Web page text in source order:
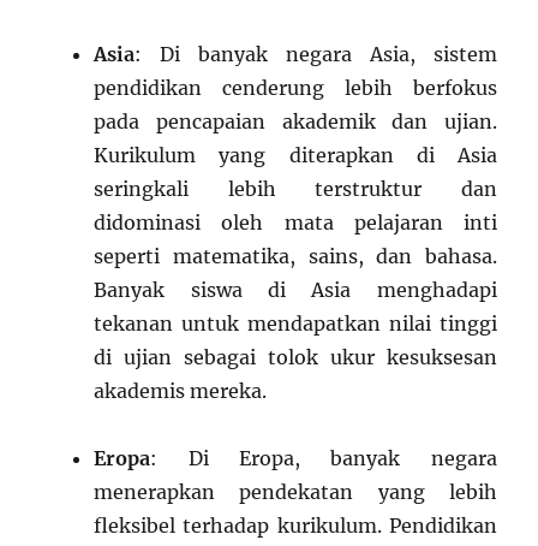
Asia: Di banyak negara Asia, sistem
pendidikan cenderung lebih berfokus
pada pencapaian akademik dan ujian.
Kurikulum yang diterapkan di Asia
seringkali lebih terstruktur dan
didominasi oleh mata pelajaran inti
seperti matematika, sains, dan bahasa.
Banyak siswa di Asia menghadapi
tekanan untuk mendapatkan nilai tinggi
di ujian sebagai tolok ukur kesuksesan
akademis mereka.
Eropa: Di Eropa, banyak negara
menerapkan pendekatan yang lebih
fleksibel terhadap kurikulum. Pendidikan